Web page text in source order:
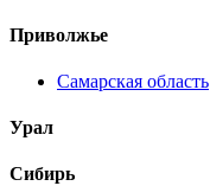
Приволжье
Самарская область
Урал
Сибирь